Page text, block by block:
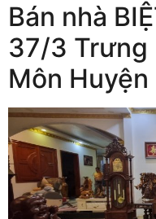
Bán nhà
37/3 Trưng
Môn